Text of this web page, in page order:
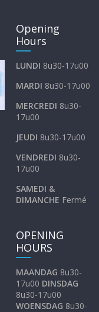
Opening
Hours
LUNDI 8u30-17u00
MARDI 8u30-17u00
MERCREDI 8u30-
17u00
JEUDI 8u30-17u00
VENDREDI 8u30-
17u00
SAMEDI &
DIMANCHE Fermé
OPENING
HOURS
MAANDAG 8u30-
17u00 DINSDAG
8u30-17u00
WOENSDAG 8u30-